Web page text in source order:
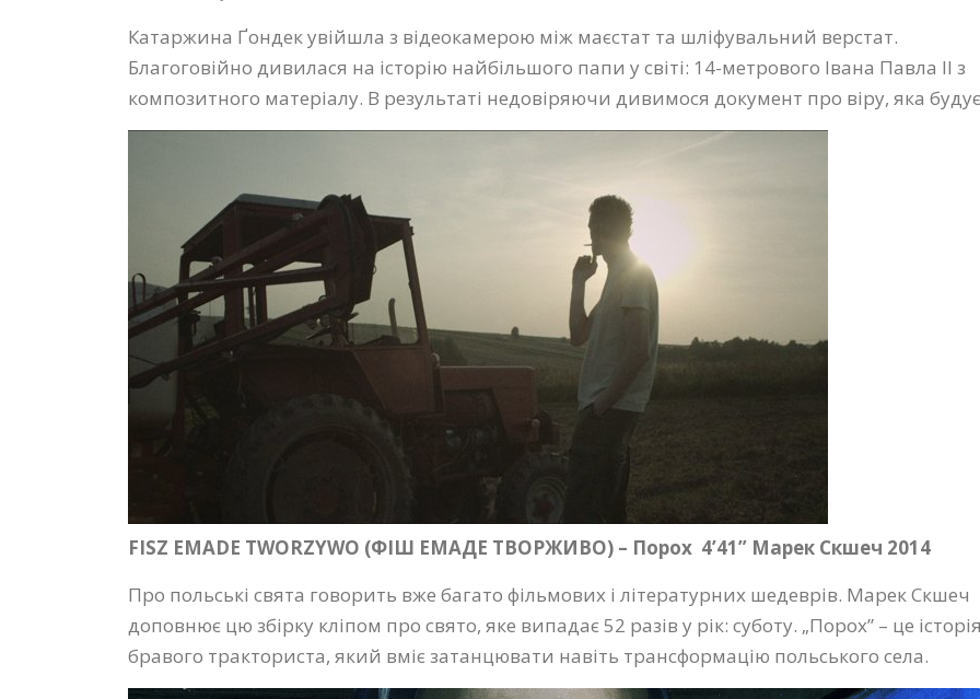
Катаржина Ґондек увійшла з відеокамерою між маєстат та шліфувальний верстат.
Благоговійно дивилася на історію найбільшого папи у світі: 14-метрового Івана Павла ІІ з
композитного матеріалу. В результаті недовіряючи дивимося документ про віру, яка
FISZ EMADE TWORZYWO (ФІШ ЕМАДЕ ТВОРЖИВО) – Порох 4’41” Марек Скшеч 2014
Про польські свята говорить вже багато фільмових і літературних шедеврів. Марек Скшеч
доповнює цю збірку кліпом про свято, яке випадає 52 разів у рік: суботу. „Порох” – це
бравого тракториста, який вміє затанцювати навіть трансформацію польського села.